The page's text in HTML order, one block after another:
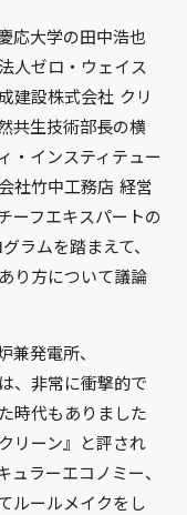
応大学の田中浩也
人ゼロ・ウェイス
建設株式会社 クリ
共生技術部長の横
・インスティテュー
社竹中工務店 経営
ーフエキスパートの
ラムを踏まえて、
り方について議論
兼発電所、
、非常に衝撃的で
時代もありました
リーン』と評され
ュラーエコノミー、
ルールメイクをし